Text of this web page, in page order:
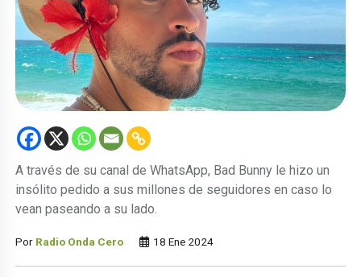
A través de su canal de WhatsApp, Bad Bunny le hizo un
insólito pedido a sus millones de seguidores en caso lo
vean paseando a su lado.
Por Radio Onda Cero 18 Ene 2024